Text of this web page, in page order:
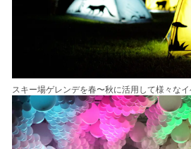
スキー場ゲレンデを春〜秋に活用して様々なイ